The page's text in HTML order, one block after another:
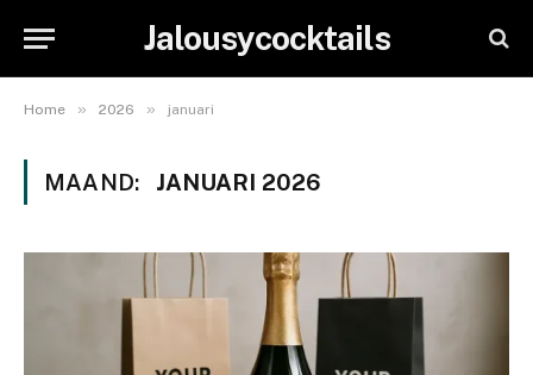
Jalousycocktails
Home » 2026 » januari
MAAND: JANUARI 2026